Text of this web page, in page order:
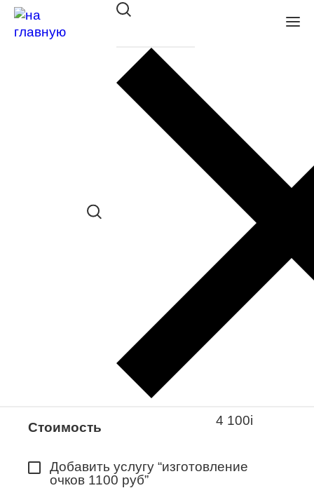
Оправа Glory мет. 542 BROWN
в наличии (Больше 5 шт.) *наличие
товара в конкретном салоне
необходимо уточнять отдельно
Закажите понравившуюся модель
в ближайший салон “Оптик-Экспресс”.
*Доступно для Республики
Стоимость 4 100i
Добавить услугу “изготовление
очков 1100 руб”
Сравнить товар